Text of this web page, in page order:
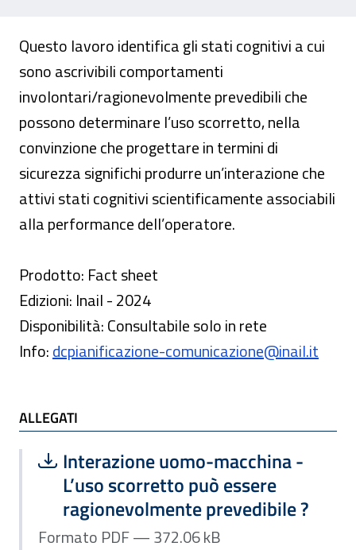
Questo lavoro identifica gli stati cognitivi a cui
sono ascrivibili comportamenti
involontari/ragionevolmente prevedibili che
possono determinare l’uso scorretto, nella
convinzione che progettare in termini di
sicurezza significhi produrre un’interazione che
attivi stati cognitivi scientificamente associabili
alla performance dell’operatore.
Prodotto: Fact sheet
Edizioni: Inail - 2024
Disponibilità: Consultabile solo in rete
Info:dcpianificazione-comunicazione@inail.it
ALLEGATI
Scarica file:
Interazione uomo-macchina -
L’uso scorretto può essere
ragionevolmente prevedibile ?
Formato PDF — Dimensione 372.06 kB
Formato PDF — 372.06 kB